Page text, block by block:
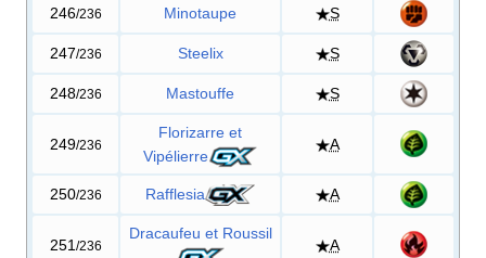
246/236 Minotaupe S
247/236 Steelix S
248/236 Mastouffe S
249/236
Florizarre et
Vipélierre
A
250/236 Rafflesia A
251 /236
Dracaufeu et Roussil
A